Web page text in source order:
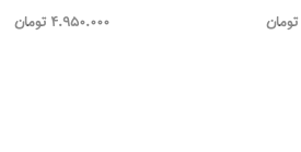
تومان 4.950.000 تومان